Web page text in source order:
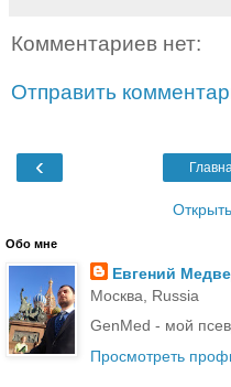
Комментариев нет:
Отправить
‹
Обо мне
Евгений
Москва, Russia
GenMed - мой
Просмотреть